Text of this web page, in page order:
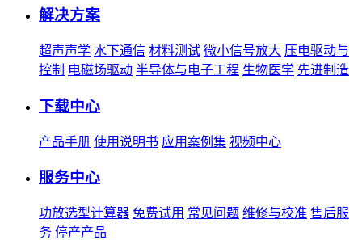
解决方案
超声声学 水下通信 材料测试 微小信号放大 压电驱动与
控制 电磁场驱动 半导体与电子工程 生物医学 先进制造
下载中心
产品手册 使用说明书 应用案例集 视频中心
服务中心
功放选型计算器 免费试用 常见问题 维修与校准 售后服
务 停产产品